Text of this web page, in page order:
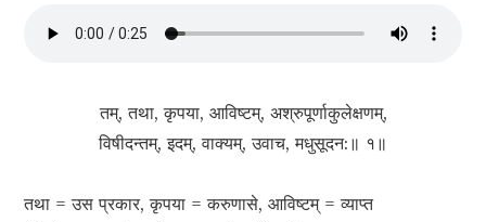
तम्, तथा, कृपया, आविष्टम्, अश्रुपूर्णाकुलेक्षणम्,
विषीदन्तम्, इदम्, वाक्यम्, उवाच, मधुसूदन:॥ १॥
तथा = उस प्रकार, कृपया = करुणासे, आविष्टम् = व्याप्त